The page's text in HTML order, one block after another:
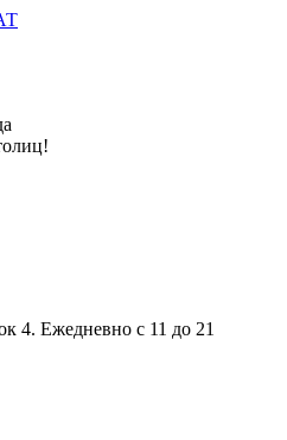
4. Ежедневно с 11 до 21